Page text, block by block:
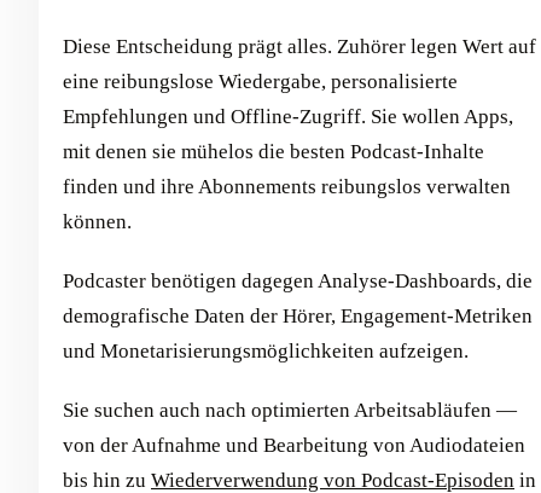
Diese Entscheidung prägt alles. Zuhörer legen Wert auf
eine reibungslose Wiedergabe, personalisierte
Empfehlungen und Offline-Zugriff. Sie wollen Apps,
mit denen sie mühelos die besten Podcast-Inhalte
finden und ihre Abonnements reibungslos verwalten
können.
Podcaster benötigen dagegen Analyse-Dashboards, die
demografische Daten der Hörer, Engagement-Metriken
und Monetarisierungsmöglichkeiten aufzeigen.
Sie suchen auch nach optimierten Arbeitsabläufen —
von der Aufnahme und Bearbeitung von Audiodateien
bis hin zu Wiederverwendung von Podcast-Episoden in